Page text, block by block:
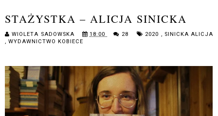
STAŻYSTKA – ALICJA SINICKA
WIOLETA SADOWSKA 18:00 28 2020 , SINICKA ALICJA
, WYDAWNICTWO KOBIECE